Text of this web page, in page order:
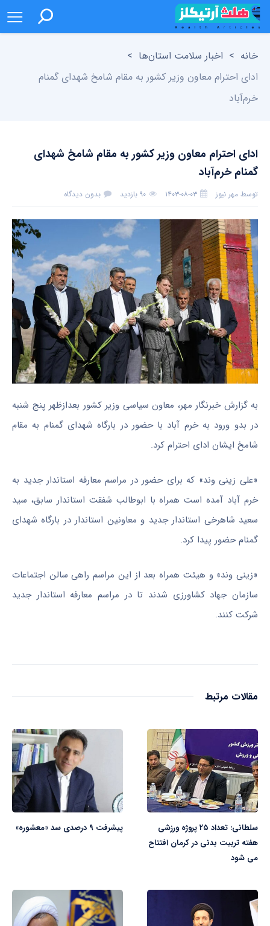
خانه > اخبار سلامت استان‌ها >
ادای احترام معاون وزیر کشور به مقام شامخ شهدای گمنام
خرم‌آباد
ادای احترام معاون وزیر کشور به مقام شامخ شهدای
گمنام خرم‌آباد
توسط مهر نیوز ۱۴۰۳-۰۸-۰۳ ۹۰ بازدید بدون دیدگاه
به گزارش خبرنگار مهر، معاون سیاسی وزیر کشور بعدازظهر پنج شنبه
در بدو ورود به خرم آباد با حضور در بارگاه شهدای گمنام به مقام
شامخ ایشان ادای احترام کرد.
«علی زینی وند» که برای حضور در مراسم معارفه استاندار جدید به
خرم آباد آمده است همراه با ابوطالب شفقت استاندار سابق، سید
سعید شاهرخی استاندار جدید و معاونین استاندار در بارگاه شهدای
گمنام حضور پیدا کرد.
«زینی وند» و هیئت همراه بعد از این مراسم راهی سالن اجتماعات
سازمان جهاد کشاورزی شدند تا در مراسم معارفه استاندار جدید
شرکت کنند.
مقالات مرتبط
سلطانی: تعداد ۲۵ پروژه ورزشی
هفته تربیت بدنی در کرمان افتتاح
می شود
پیشرفت ۹ درصدی سد «معشوره»